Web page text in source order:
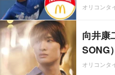
オリコンタ
向井康
SONG
オリコンタ